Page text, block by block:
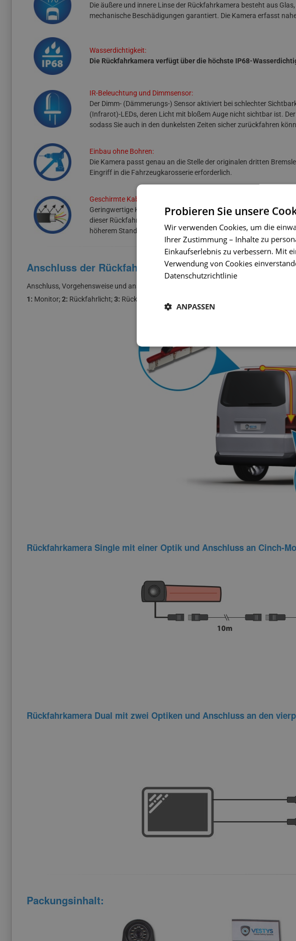
Die äußere und innere Linse der Rückfahrkamera besteht aus
mechanische Beschädigungen garantiert. Die Kamera erfasst
Wasserdichtigkeit:
Die Rückfahrkamera verfügt über die höchste IP68-
IR-Beleuchtung und Dimmsensor:
Der Dimm- (Dämmerungs-) Sensor aktiviert bei schlechter
(Infrarot)-LEDs, deren Licht mit bloßem Auge nicht sichtbar ist.
sodass Sie auch in den dunkelsten Zeiten sicher zurückfahren
Einbau ohne Bohren:
Die Kamera passt genau an die Stelle der originalen dritten
Eingriff in die Fahrzeugkarosserie erforderlich.
Geschirmte Kabel:
Geringwertige Kabel können zu fehlerhafter Videoübertragung
dieser Rückfahrkamera sind hochwertige geschirmte Kabel
höherem Standard eliminieren Umgebungsstörungen und sorgen
Anschluss der Rückfahrkamera
Anschluss, Vorgehensweise und anschauliche Anschlusspläne der Rückfahrkamera
1: Monitor; 2: Rückfahrlicht; 3: Rückfahrkamera
Rückfahrkamera Single mit einer Optik und Anschluss an Cinch-
Rückfahrkamera Dual mit zwei Optiken und Anschluss an den
Packungsinhalt:
Probieren Sie unsere
Wir verwenden Cookies, um die
Ihrer Zustimmung – Inhalte zu
Einkaufserlebnis zu verbessern. Mit
Verwendung von Cookies
Datenschutzrichtlinie
ANPASSEN